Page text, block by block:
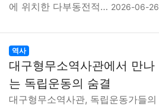
에 위치한 다부동전적… 2026-06-26
역사
대구형무소역사관에서 만나
는 독립운동의 숨결
대구형무소역사관, 독립운동가들의